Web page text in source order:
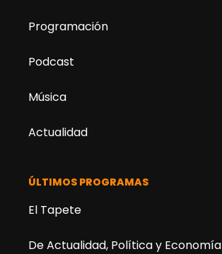
Programación
Podcast
Música
Actualidad
ÚLTIMOS PROGRAMAS
El Tapete
De Actualidad, Política y Economía